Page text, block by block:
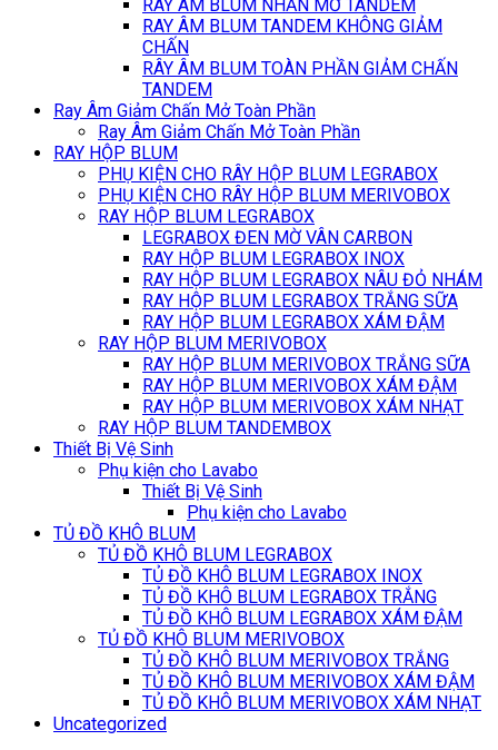
RAY ÂM BLUM NHẤN MỞ TANDEM
RAY ÂM BLUM TANDEM KHÔNG GIẢM
CHẤN
RÂY ÂM BLUM TOÀN PHẦN GIẢM CHẤN
TANDEM
Ray Âm Giảm Chấn Mở Toàn Phần
Ray Âm Giảm Chấn Mở Toàn Phần
RAY HỘP BLUM
PHỤ KIỆN CHO RÂY HỘP BLUM LEGRABOX
PHỤ KIỆN CHO RÂY HỘP BLUM MERIVOBOX
RAY HỘP BLUM LEGRABOX
LEGRABOX ĐEN MỜ VÂN CARBON
RAY HỘP BLUM LEGRABOX INOX
RAY HỘP BLUM LEGRABOX NÂU ĐỎ NHÁM
RAY HỘP BLUM LEGRABOX TRẮNG SỮA
RAY HỘP BLUM LEGRABOX XÁM ĐẬM
RAY HỘP BLUM MERIVOBOX
RAY HỘP BLUM MERIVOBOX TRẮNG SỮA
RAY HỘP BLUM MERIVOBOX XÁM ĐẬM
RAY HỘP BLUM MERIVOBOX XÁM NHẠT
RAY HỘP BLUM TANDEMBOX
Thiết Bị Vệ Sinh
Phụ kiện cho Lavabo
Thiết Bị Vệ Sinh
Phụ kiện cho Lavabo
TỦ ĐỒ KHÔ BLUM
TỦ ĐỒ KHÔ BLUM LEGRABOX
TỦ ĐỒ KHÔ BLUM LEGRABOX INOX
TỦ ĐỒ KHÔ BLUM LEGRABOX TRẮNG
TỦ ĐỒ KHÔ BLUM LEGRABOX XÁM ĐẬM
TỦ ĐỒ KHÔ BLUM MERIVOBOX
TỦ ĐỒ KHÔ BLUM MERIVOBOX TRẮNG
TỦ ĐỒ KHÔ BLUM MERIVOBOX XÁM ĐẬM
TỦ ĐỒ KHÔ BLUM MERIVOBOX XÁM NHẠT
Uncategorized